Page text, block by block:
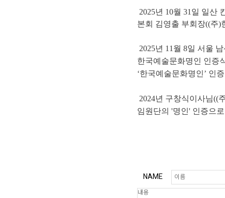
2025년 10월 31 일 일산
본회 김영출 부회장((주)
2025년 11 월 8일 서울
한국예술문화명인 인증
‘한국예술문화명인 ’ 인
2024년 구창식이사님((
임원단의 '명인' 인증으
NAME